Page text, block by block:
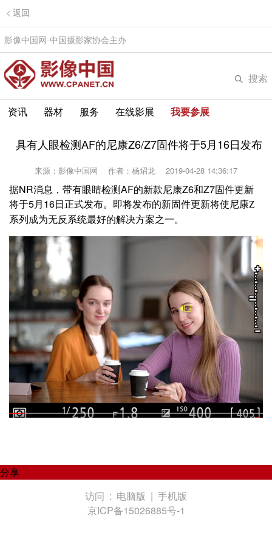
返回
影像中国网-中国摄影家协会主办
搜索
资讯 器材 服务 在线影展 我要参展
具有人眼检测AF的尼康Z6/Z7固件将于5月16日发布
来源：影像中国网 作者：杨炤龙 2019-04-28 14:36:17
据NR消息，带有眼睛检测AF的新款尼康Z6和Z7固件更新
将于5月16日正式发布。
即将发布的新固件更新将使尼康Z
系列成为无反系统最好的解决方案之一。
分享
访问 : 电脑版 | 手机版
京ICP备15026885号-1